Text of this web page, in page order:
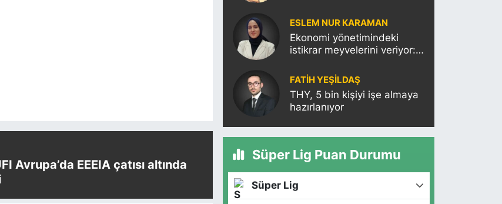
Avrupa’da EEEIA çatısı altında
vuracak
ESLEM NUR KARAMAN
Ekonomi yönetimindeki
istikrar meyvelerini veriyor:
notunu yükseltti!
FATIH YEŞİLDAŞ
THY, 5 bin kişiyi işe almaya
hazırlanıyor
Süper Lig Puan Durumu
Süper Lig